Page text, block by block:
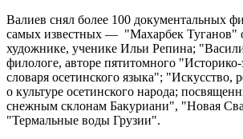
Валиев снял более 100 документальных
самых известных — "Махарбек Туганов"
художнике, ученике Ильи Репина;
филологе, авторе пятитомного
словаря осетинского языка"; "Искусство,
о культуре осетинского народа;
снежным склонам Бакуриани", "Новая
"Термальные воды Грузии".